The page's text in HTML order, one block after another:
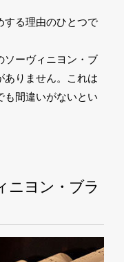
する理由のひとつで
ソーヴィニヨン・ブ
ありません。これは
も間違いがないとい
ニヨン・ブラ